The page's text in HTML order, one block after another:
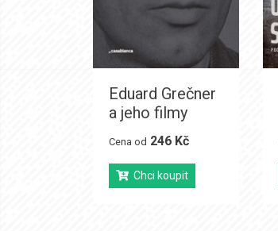
Eduard Grečner
a jeho filmy
Cena od 246 Kč
Chci koupit